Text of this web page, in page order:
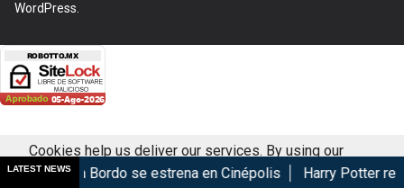
WordPress
LATEST NEWS
a Bordo se estrena en Cinépolis Harry Potter regresa a
Cookies help us deliver our services. By using our
services, you agree to our use of cookies.
Got it